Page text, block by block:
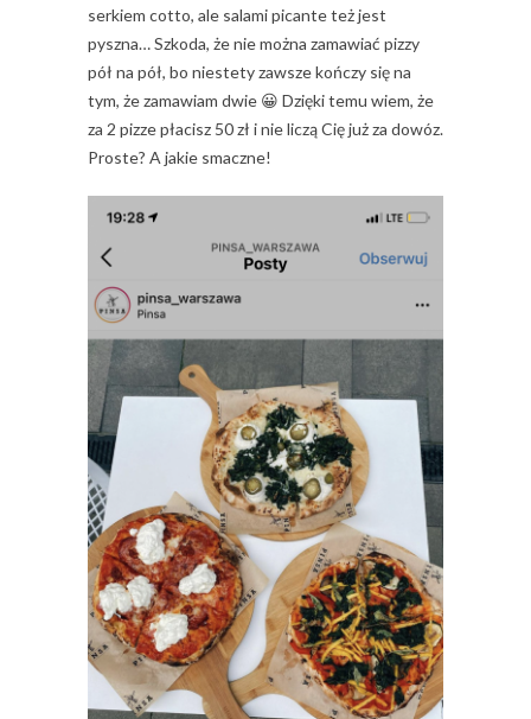
serkiem cotto, ale salami picante też jest
pyszna… Szkoda, że nie można zamawiać pizzy
pół na pół, bo niestety zawsze kończy się na
tym, że zamawiam dwie 😀 Dzięki temu wiem, że
za 2 pizze płacisz 50 zł i nie liczą Cię już za dowóz.
Proste? A jakie smaczne!